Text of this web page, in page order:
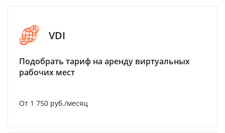
VDI
Подобрать тариф на аренду виртуальных
рабочих мест
От 1 750 руб./месяц